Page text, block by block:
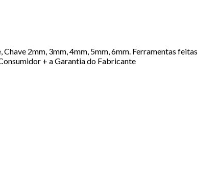
2mm, 3mm, 4mm, 5mm, 6mm. Ferramentas feitas
+ a Garantia do Fabricante